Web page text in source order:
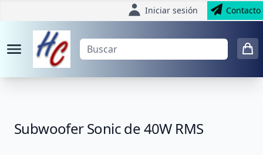
Iniciar sesión Contacto
Subwoofer Sonic de 40W RMS